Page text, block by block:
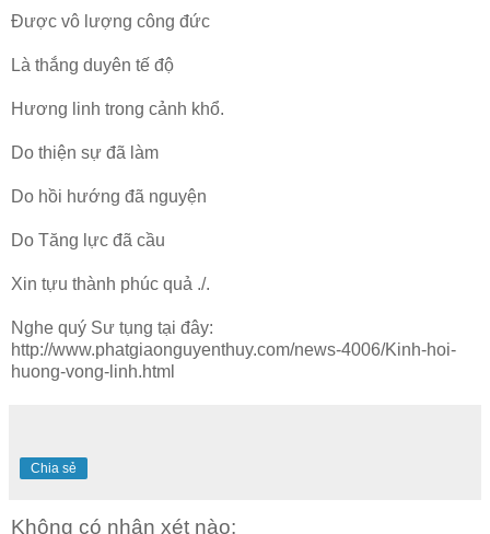
Ðược vô lượng công đức
Là thắng duyên tế độ
Hương linh trong cảnh khổ.
Do thiện sự đã làm
Do hồi hướng đã nguyện
Do Tăng lực đã cầu
Xin tựu thành phúc quả ./.
Nghe quý Sư tụng tại đây:
http://www.phatgiaonguyenthuy.com/news-4006/Kinh-hoi-
huong-vong-linh.html
Chia sẻ
Không có nhận xét nào: